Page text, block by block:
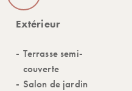
Extérieur
Terrasse semi-
couverte
Salon de jardin